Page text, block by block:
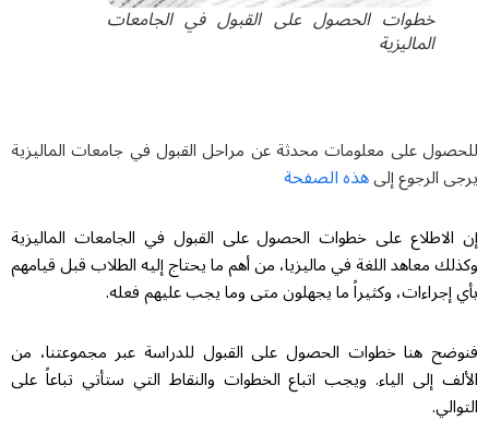
خطوات الحصول على القبول في الجامعات
الماليزية
للحصول على معلومات محدثة عن مراحل القبول في جامعات المالیزیة
يرجى الرجوع إلىهذه الصفحة
إن الاطلاع على خطوات الحصول على القبول في الجامعات الماليزية
وكذلك معاهد اللغة في ماليزيا، من أهم ما يحتاج إليه الطلاب قبل قيامهم
بأي إجراءات، وكثيراً ما يجهلون متى وما يجب عليهم فعله.
فنوضح هنا خطوات الحصول على القبول للدراسة عبر مجموعتنا، من
الألف إلى الياء. ويجب اتباع الخطوات والنقاط التي ستأتي تباعاً على
التوالي.